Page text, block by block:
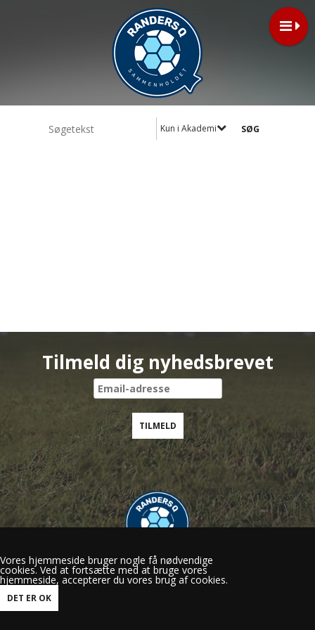
Kun i Akademi
Tilmeld dig nyhedsbrevet
Randers Q
Gl.Viborgvej 50, 8920 Randers NV
Vores hjemmeside bruger nogle få nødvendige
cookies. Ved at fortsætte med at bruge vores
hjemmeside, accepterer du vores brug af cookies.